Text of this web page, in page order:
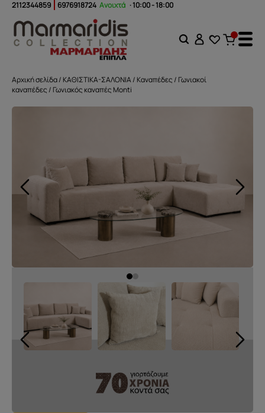
2112344859 6976918724 Ανοιχτά · 10:00 - 18:00
Αρχική σελίδα/ ΚΑΘΙΣΤΙΚΑ-ΣΑΛΟΝΙΑ/ Καναπέδες / Γωνιακοί
καναπέδες / Γωνιακός καναπές Monti